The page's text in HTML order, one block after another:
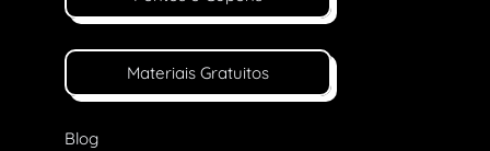
Materiais Gratuitos
Blog